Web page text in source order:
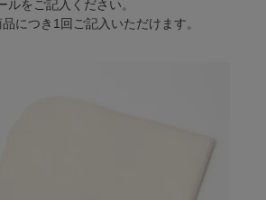
ルをご記入ください。
につき1回ご記入いただけます。